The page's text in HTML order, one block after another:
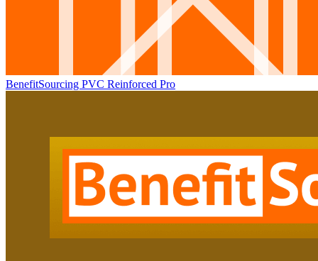
BenefitSourcing PVC Reinforced Pro